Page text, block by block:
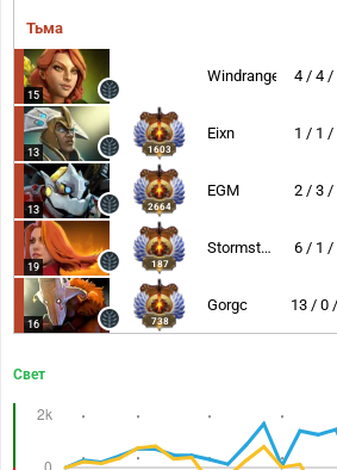
Тьма
15
Windranger 4 / 4 /
13 1603
Eixn 1 / 1 /
13 2664
EGM 2 / 3 /
19 187
Stormstormer 6 / 1 /
16 738
Gorgc 13 / 0
Свет